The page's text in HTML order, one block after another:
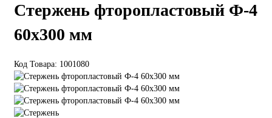
Стержень фторопластовый Ф-4
60х300 мм
Код Товара: 1001080